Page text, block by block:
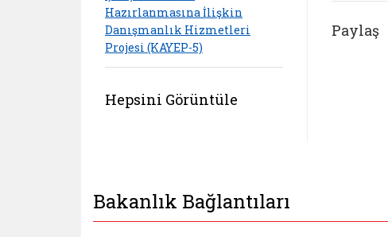
Hazırlanmasına İlişkin
Danışmanlık Hizmetleri
Projesi (KAYEP-5)
Hepsini Görüntüle
Paylaş
Bakanlık Bağlantıları